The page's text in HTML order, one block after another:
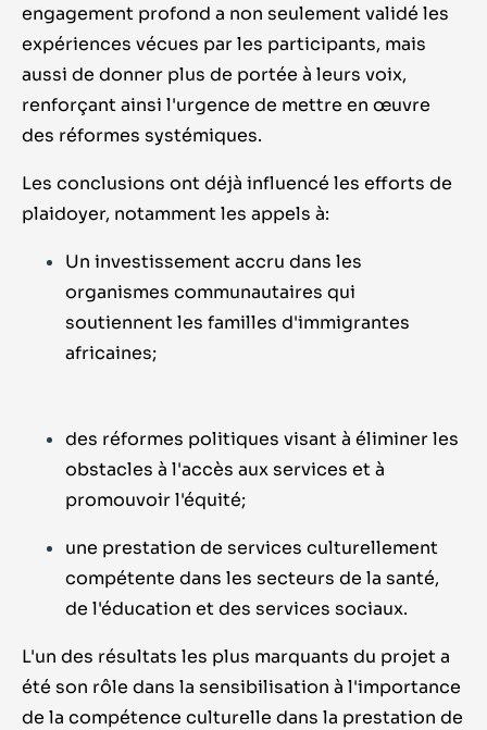
engagement profond a non seulement validé les
expériences vécues par les participants, mais
aussi de donner plus de portée à leurs voix,
renforçant ainsi l'urgence de mettre en œuvre
des réformes systémiques.
Les conclusions ont déjà influencé les efforts de
plaidoyer, notamment les appels à:
Un investissement accru dans les
organismes communautaires qui
soutiennent les familles d'immigrantes
africaines;
des réformes politiques visant à éliminer les
obstacles à l'accès aux services et à
promouvoir l'équité;
une prestation de services culturellement
compétente dans les secteurs de la santé,
de l'éducation et des services sociaux.
L'un des résultats les plus marquants du projet a
été son rôle dans la sensibilisation à l'importance
de la compétence culturelle dans la prestation de